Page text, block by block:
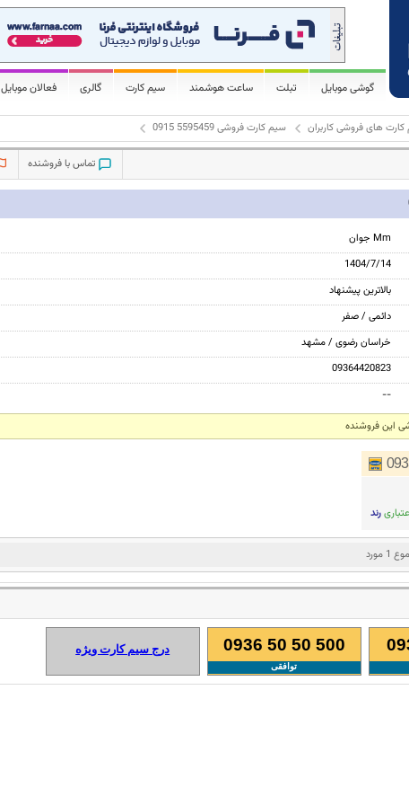
گوشی موبایل تبلت ساعت هوشمند سیم کارت گالری فعالان موبایل
های فروشی کاربران سیم کارت فروشی 5595459 0915
تماس با فروشنده
Mm جوان
1404/7/14
بالاترین پيشنهاد
دائمی / صفر
خراسان رضوی / مشهد
09364420823
--
این فروشنده
رند
0936 50 50 500
توافقی
درج سیم کارت ویژه